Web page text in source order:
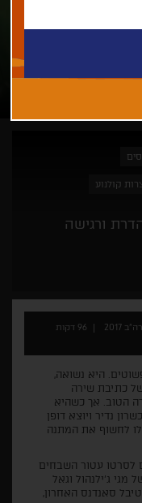
קולנוע
ורגישה
2017
96 דקות
היא נשואה,
כתיבת שירה
הטוב. אך כשהיא
נדיר ויוצא דופן
לחשוף את המתנה
לסרטו עטור השבחים
מגי ג'ילנהול וגאל
סאנדנס האחרון,